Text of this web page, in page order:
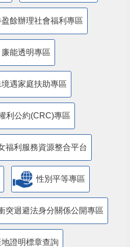
餘辦理社會福利專區
廉能透明專區
遇家庭扶助專區
利公約(CRC)專區
福利服務資源整合平台
性別平等專區
突迴避法身分關係公開專區
地證明標章查詢